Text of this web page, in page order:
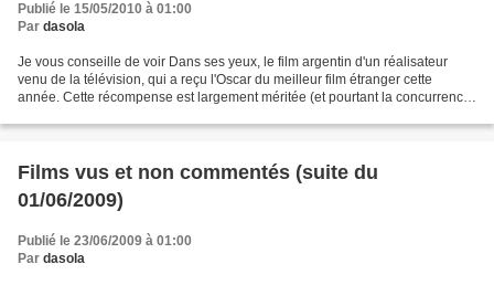
Publié le 15/05/2010 à 01:00
Par dasola
Je vous conseille de voir Dans ses yeux, le film argentin d'un réalisateur
venu de la télévision, qui a reçu l'Oscar du meilleur film étranger cette
année. Cette récompense est largement méritée (et pourtant la concurrence
Films vus et non commentés (suite du
01/06/2009)
Publié le 23/06/2009 à 01:00
Par dasola